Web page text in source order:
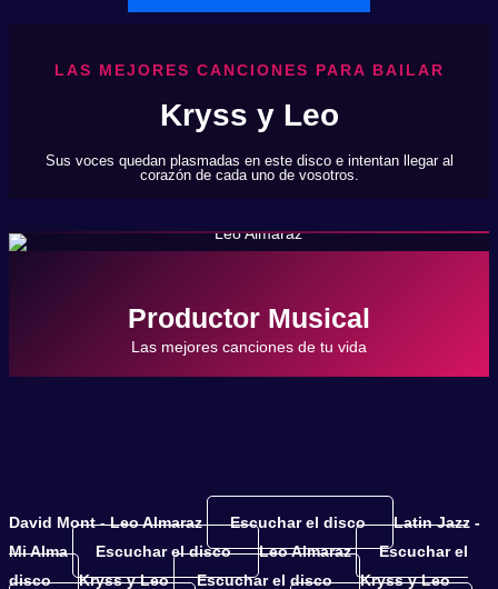
LAS MEJORES CANCIONES PARA BAILAR
Kryss y Leo
Sus voces quedan plasmadas en este disco e intentan llegar al
corazón de cada uno de vosotros.
Productor Musical
Las mejores canciones de tu vida
David Mont - Leo Almaraz Escuchar el disco
Latin Jazz -
Mi Alma
Escuchar el disco Leo Almaraz
Escuchar el
disco
Kryss y Leo Escuchar el disco
Kryss y Leo